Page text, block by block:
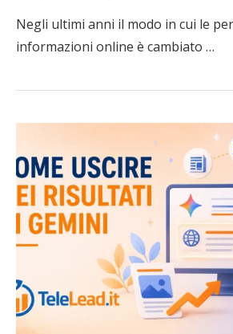
Negli ultimi anni il modo in cui le
informazioni online è cambiato …